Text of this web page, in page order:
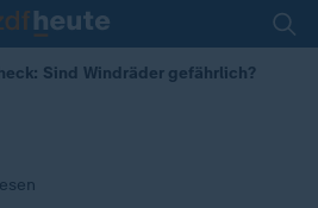
Sind Windräder gefährlich?